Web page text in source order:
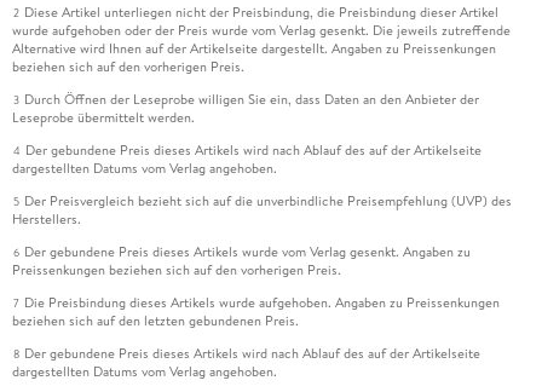
2 Diese Artikel unterliegen nicht der Preisbindung, die Preisbindung dieser Artikel
wurde aufgehoben oder der Preis wurde vom Verlag gesenkt. Die jeweils zutreffende
Alternative wird Ihnen auf der Artikelseite dargestellt. Angaben zu Preissenkungen
beziehen sich auf den vorherigen Preis.
3 Durch Öffnen der Leseprobe willigen Sie ein, dass Daten an den Anbieter der
Leseprobe übermittelt werden.
4 Der gebundene Preis dieses Artikels wird nach Ablauf des auf der Artikelseite
dargestellten Datums vom Verlag angehoben.
5 Der Preisvergleich bezieht sich auf die unverbindliche Preisempfehlung (UVP) des
Herstellers.
6 Der gebundene Preis dieses Artikels wurde vom Verlag gesenkt. Angaben zu
Preissenkungen beziehen sich auf den vorherigen Preis.
7 Die Preisbindung dieses Artikels wurde aufgehoben. Angaben zu Preissenkungen
beziehen sich auf den letzten gebundenen Preis.
8 Der gebundene Preis dieses Artikels wird nach Ablauf des auf der Artikelseite
dargestellten Datums vom Verlag angehoben.